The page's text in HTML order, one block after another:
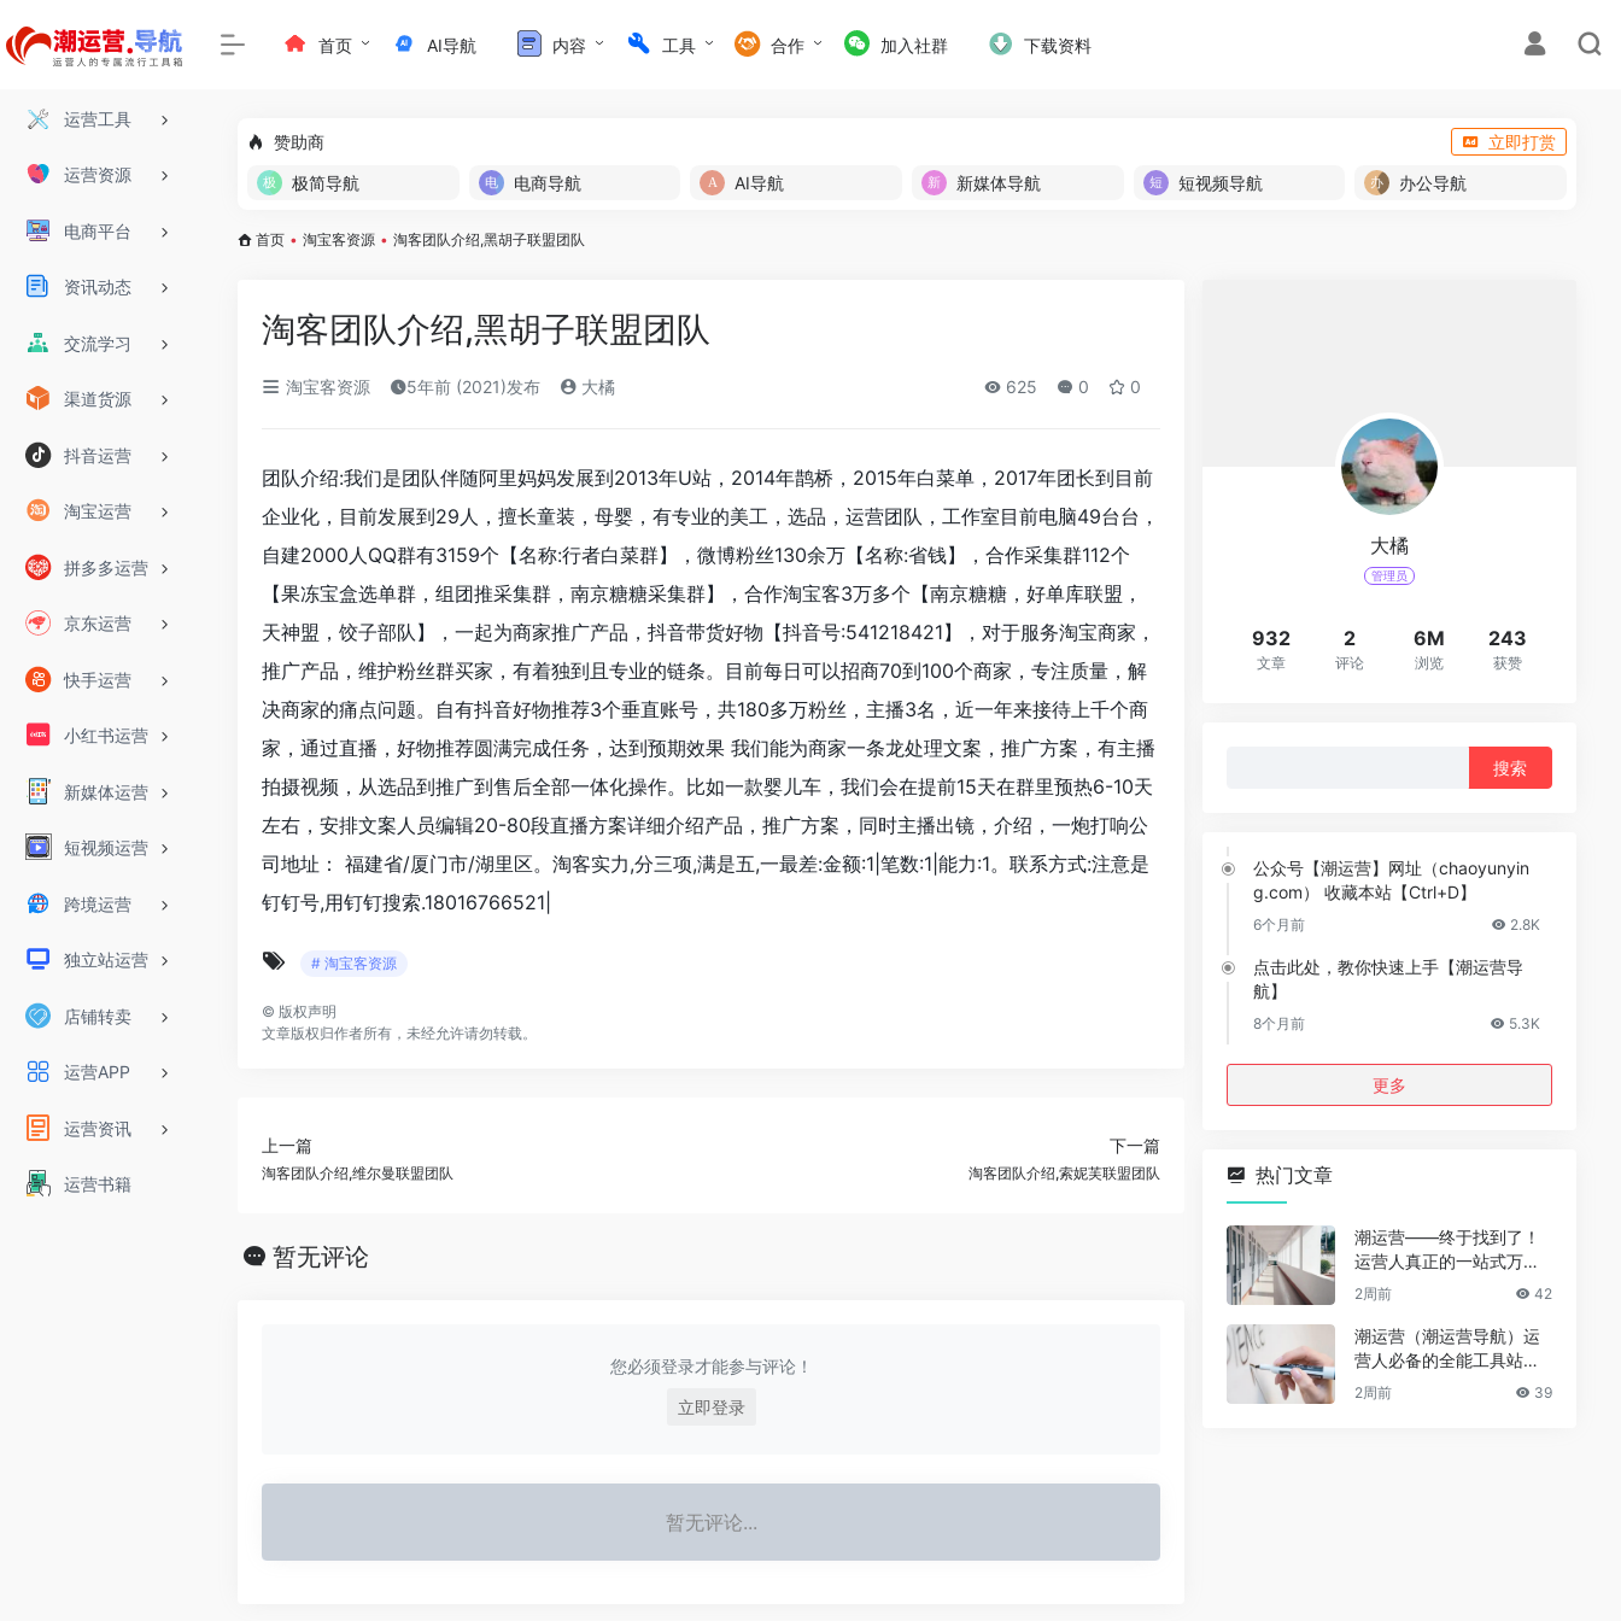
运营工具
运营资源
电商平台
资讯动态
交流学习
渠道货源
抖音运营
淘宝运营
拼多多运营
京东运营
快手运营
小红书运营
新媒体运营
短视频运营
跨境运营
独立站运营
店铺转卖
运营APP
运营资讯
运营书籍
首页 AI导航 内容 工具 合作 加入社群 下载资料
赞助商
立即打赏
极简导航
电商导航 AI导航 新媒体导航 短视频导航 办公导航
首页 • 淘宝客资源 • 淘客团队介绍,黑胡子联盟团队
淘客团队介绍,黑胡子联盟团队
淘宝客资源 5年前 (2021)发布 大橘 625 0 0
团队介绍:我们是团队伴随阿里妈妈发展到2013年U站，2014年鹊桥，2015年白菜单，2017年团长到目前
企业化，目前发展到29人，擅长童装，母婴，有专业的美工，选品，运营团队，工作室目前电脑49台台，
自建2000人QQ群有3159个【名称:行者白菜群】，微博粉丝130余万【名称:省钱】，合作采集群112个
【果冻宝盒选单群，组团推采集群，南京糖糖采集群】，合作淘宝客3万多个【南京糖糖，好单库联盟，
天神盟，饺子部队】，一起为商家推广产品，抖音带货好物【抖音号:541218421】，对于服务淘宝商家，
推广产品，维护粉丝群买家，有着独到且专业的链条。目前每日可以招商70到100个商家，专注质量，解
决商家的痛点问题。自有抖音好物推荐3个垂直账号，共180多万粉丝，主播3名，近一年来接待上千个商
家，通过直播，好物推荐圆满完成任务，达到预期效果 我们能为商家一条龙处理文案，推广方案，有主播
拍摄视频，从选品到推广到售后全部一体化操作。比如一款婴儿车，我们会在提前15天在群里预热6-10天
左右，安排文案人员编辑20-80段直播方案详细介绍产品，推广方案，同时主播出镜，介绍，一炮打响公
司地址： 福建省/厦门市/湖里区。淘客实力,分三项,满是五,一最差:金额:1|笔数:1|能力:1。联系方式:注意是
钉钉号,用钉钉搜索.18016766521|
# 淘宝客资源
© 版权声明
文章版权归作者所有，未经允许请勿转载。
上一篇
淘客团队介绍,维尔曼联盟团队
下一篇
淘客团队介绍,索妮芙联盟团队
暂无评论
您必须登录才能参与评论！
立即登录
暂无评论...
大橘
管理员
932
文章
2
评论
6M
浏览
243
获赞
公众号【潮运营】网址（chaoyunyin
g.com） 收藏本站【Ctrl+D】
6个月前 2.8K
点击此处，教你快速上手【潮运营导
航】
8个月前 5.3K
更多
热门文章
潮运营——终于找到了！
运营人真正的一站式万能
资源导航（免费、无广
2周前 42
潮运营（潮运营导航）运
营人必备的全能工具站｜
完整功能详解
2周前 39